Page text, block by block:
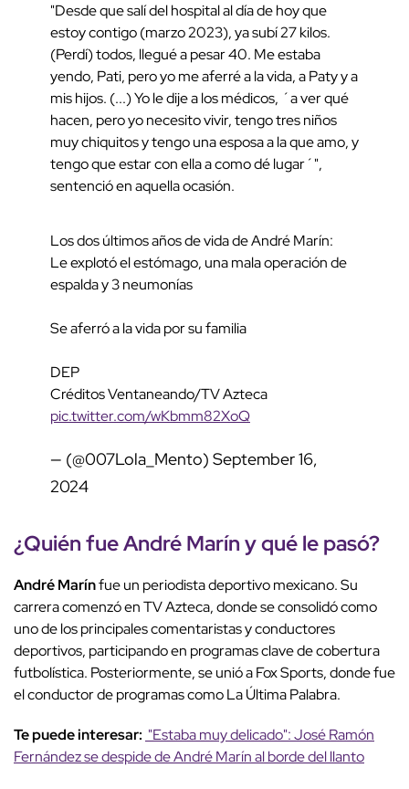
"Desde que salí del hospital al día de hoy que
estoy contigo (marzo 2023), ya subí 27 kilos.
(Perdí) todos, llegué a pesar 40. Me estaba
yendo, Pati, pero yo me aferré a la vida, a Paty y a
mis hijos. (...) Yo le dije a los médicos, ´a ver qué
hacen, pero yo necesito vivir, tengo tres niños
muy chiquitos y tengo una esposa a la que amo, y
tengo que estar con ella a como dé lugar´",
sentenció en aquella ocasión.
Los dos últimos años de vida de André Marín:
Le explotó el estómago, una mala operación de
espalda y 3 neumonías
Se aferró a la vida por su familia
DEP
Créditos Ventaneando/TV Azteca
pic.twitter.com/wKbmm82XoQ
— (@007Lola_Mento) September 16,
2024
¿Quién fue André Marín y qué le pasó?
André Marínfue un periodista deportivo mexicano. Su
carrera comenzó en TV Azteca, donde se consolidó como
uno de los principales comentaristas y conductores
deportivos, participando en programas clave de cobertura
futbolística. Posteriormente, se unió a Fox Sports, donde fue
el conductor de programas como La Última Palabra.
Te puede interesar: "Estaba muy delicado": José Ramón
Fernández se despide de André Marín al borde del llanto